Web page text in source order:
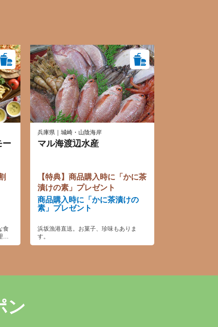
ー
食
を
デ
兵庫県｜城崎・山陰海岸
マル海渡辺水産
【特典】商品購入時に「かに茶
漬けの素」プレゼント
商品購入時に「かに茶漬けの
素」プレゼント
浜坂漁港直送。お菓子、珍味もありま
す。
ン